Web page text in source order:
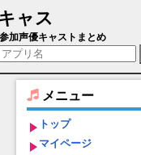
ャス
ルミナ・B・ガラン
加声優キャストまとめ
メニュー
トップ
マイページ